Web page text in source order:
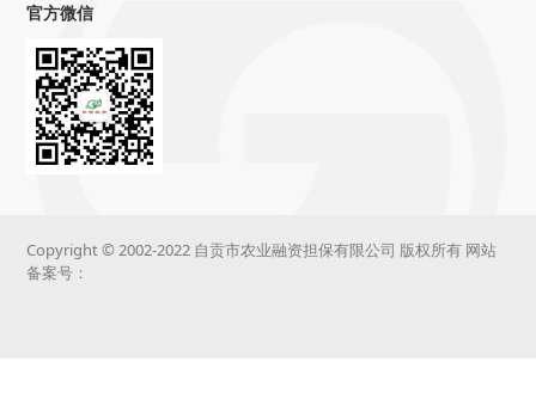
官方微信
Copyright © 2002-2022 自贡市农业融资担保有限公司 版权所有 网站
备案号：